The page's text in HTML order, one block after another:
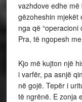
vazhdove edhe
gëzoheshin mjekët
nga që
Pra, të ngopesh
Kjo më kujton një
i varfër, pa asnjë
në gojë. Tepër i
të ngrënë. E zonja